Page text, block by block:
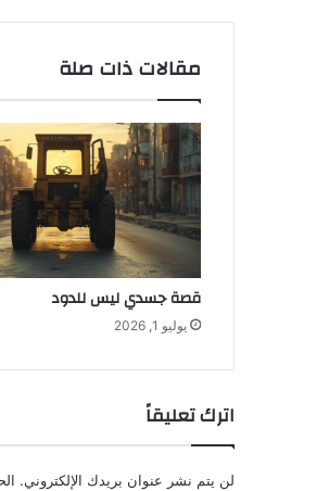
مقالات ذات صلة
قصة جسدي ليس للدود
يوليو 1, 2026
اترك تعليقاً
لن يتم نشر عنوان بريدك الإلكتروني.